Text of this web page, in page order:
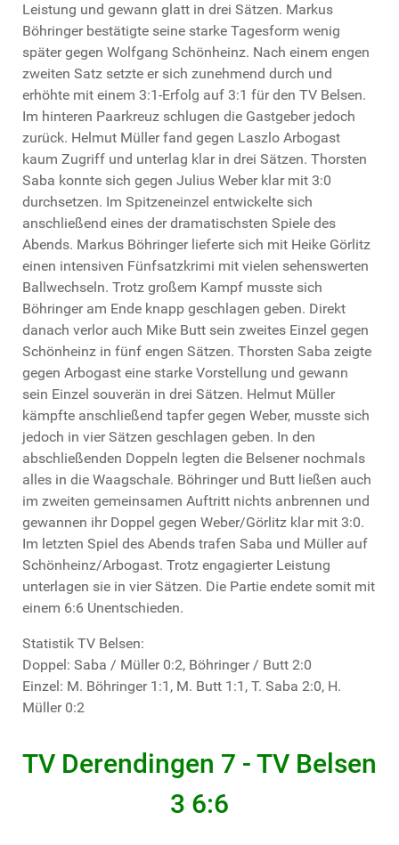
Leistung und gewann glatt in drei Sätzen. Markus
Böhringer bestätigte seine starke Tagesform wenig
später gegen Wolfgang Schönheinz. Nach einem engen
zweiten Satz setzte er sich zunehmend durch und
erhöhte mit einem 3:1-Erfolg auf 3:1 für den TV Belsen.
Im hinteren Paarkreuz schlugen die Gastgeber jedoch
zurück. Helmut Müller fand gegen Laszlo Arbogast
kaum Zugriff und unterlag klar in drei Sätzen. Thorsten
Saba konnte sich gegen Julius Weber klar mit 3:0
durchsetzen. Im Spitzeneinzel entwickelte sich
anschließend eines der dramatischsten Spiele des
Abends. Markus Böhringer lieferte sich mit Heike Görlitz
einen intensiven Fünfsatzkrimi mit vielen sehenswerten
Ballwechseln. Trotz großem Kampf musste sich
Böhringer am Ende knapp geschlagen geben. Direkt
danach verlor auch Mike Butt sein zweites Einzel gegen
Schönheinz in fünf engen Sätzen. Thorsten Saba zeigte
gegen Arbogast eine starke Vorstellung und gewann
sein Einzel souverän in drei Sätzen. Helmut Müller
kämpfte anschließend tapfer gegen Weber, musste sich
jedoch in vier Sätzen geschlagen geben. In den
abschließenden Doppeln legten die Belsener nochmals
alles in die Waagschale. Böhringer und Butt ließen auch
im zweiten gemeinsamen Auftritt nichts anbrennen und
gewannen ihr Doppel gegen Weber/Görlitz klar mit 3:0.
Im letzten Spiel des Abends trafen Saba und Müller auf
Schönheinz/Arbogast. Trotz engagierter Leistung
unterlagen sie in vier Sätzen. Die Partie endete somit mit
einem 6:6 Unentschieden.
Statistik TV Belsen:
Doppel: Saba / Müller 0:2, Böhringer / Butt 2:0
Einzel: M. Böhringer 1:1, M. Butt 1:1, T. Saba 2:0, H.
Müller 0:2
TV Derendingen 7 - TV Belsen
3 6:6